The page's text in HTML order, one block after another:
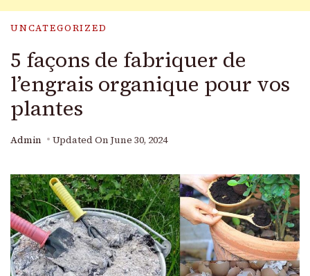
UNCATEGORIZED
5 façons de fabriquer de
l’engrais organique pour vos
plantes
Admin Updated On June 30, 2024